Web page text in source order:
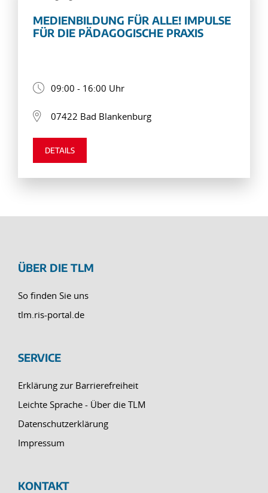
MEDIENBILDUNG FÜR ALLE! IMPULSE
FÜR DIE PÄDAGOGISCHE PRAXIS
09:00 - 16:00 Uhr
07422 Bad Blankenburg
DETAILS
ÜBER DIE TLM
So finden Sie uns
tlm.ris-portal.de
SERVICE
Erklärung zur Barrierefreiheit
Leichte Sprache - Über die TLM
Datenschutzerklärung
Impressum
KONTAKT